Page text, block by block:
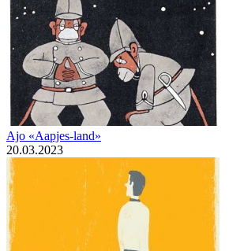
Ajo «Aapjes-land»
20.03.2023